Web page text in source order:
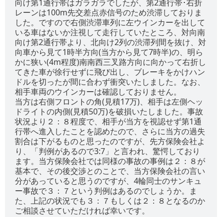
向け第1通行帯はガラガラでしたが、第2通行帯･右折
レーンは100m先交差点赤信号のため渋滞しておりま
した。ですので右側渋滞車列に左ウインカーを出して
いる車はないか注視して走行していたところ、対向南
向け第2通行帯より、北向け2列の渋滞列間を抜け、対
向車から見て1時半方向(当方から見て7時半)の、明ら
かに狭い(4m程度)南南西三叉路方向に向かって右折し
てきた車が徐行せずに飛び出し、ブレーキをかけハン
ドルを切ったが間に合わず衝突いたしました。なお、
相手車両のウインカーは確認しておりません。
当方は右側フロントの角(見積17万)、相手は左側ヘッ
ドライトの内側(見積50万)を破損いたしました。事故
状況より２：８程度で、相手が当方を視認せず第1通
行帯へ進入したことを認めたので、さらに当方の過失
割合は下がるものと思ったのですが、先方保険会社よ
り、「判例があるので3:7」と言われ、驚愕しており
ます。当方保険会社では同様の事故の事例は２：８が
基本で、その後交渉とのことで、当方保険会社の言い
分があっていると思うのですが、4輪同士のサンキュ
ー事故で３：７という判例はあるのでしょうか。ま
た、上記の状況でも３：７もしくは２：８となるのか
ご相談させていただければ幸いです。